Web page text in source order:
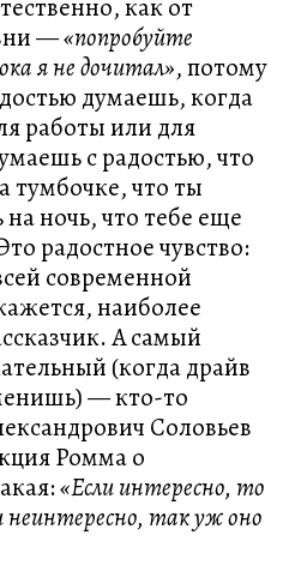
как от
—«попробуйте
я не дочитал», потому
думаешь, когда
работы или для
с радостью, что
тумбочке, что ты
ночь, что тебе еще
радостное чувство:
современной
наиболее
А самый
(когда драйв
— кто-то
Соловьев
Ромма о
«Если интересно, то
неинтересно, так уж оно